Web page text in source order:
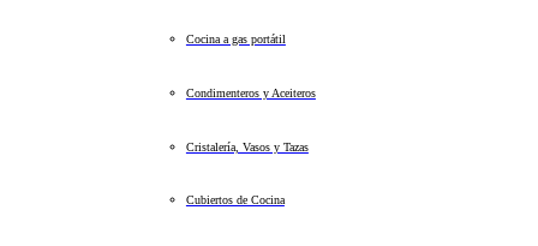
Cocina a gas portátil
Condimenteros y Aceiteros
Cristalería, Vasos y Tazas
Cubiertos de Cocina